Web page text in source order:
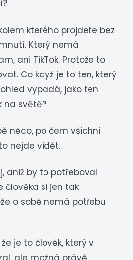
kterého projdete bez
Který nemá
ani TikTok. Protože to
Co když je to ten, který
vypadá, jako ten
na světě?
něco, po čem všichni
nejde vidět.
aniž by to potřeboval
člověka si jen tak
o sobě nemá potřebu
je to člověk, který v